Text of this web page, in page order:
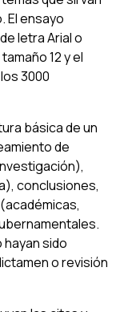
El ensayo
letra Arial o
12 y el
3000
básica de un
de
conclusiones,
hayan sido
o revisión